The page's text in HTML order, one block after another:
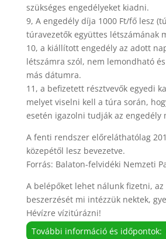
szükséges engedélyeket kiadni.
9, A engedély díja 1000 Ft/fő lesz
túravezetők együttes létszámának
10, a kiállított engedély az adott
létszámra szól, nem lemondható
más dátumra.
11, a befizetett résztvevők egyedi
melyet viselni kell a túra során,
esetén igazolni tudják az engedély
A fenti rendszer előreláthatólag
közepétől lesz bevezetve.
Forrás: Balaton-felvidéki Nemzeti
A belépőket lehet nálunk fizetni, az
beszerzését mi intézzük nektek,
Hévízre vízitúrázni!
További információ és időpontok: